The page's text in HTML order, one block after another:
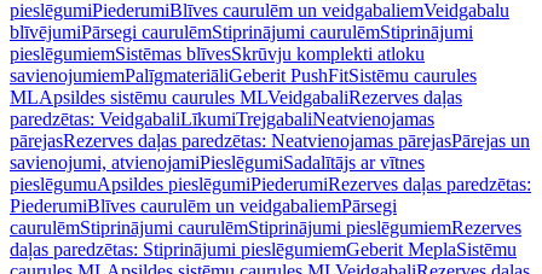
pieslēgumiPiederumiBlīves caurulēm un veidgabaliemVeidgabalu
blīvējumiPārsegi caurulēmStiprinājumi caurulēmStiprinājumi
pieslēgumiemSistēmas blīvesSkrūvju komplekti atloku
savienojumiemPalīgmateriāliGeberit PushFitSistēmu caurules
MLApsildes sistēmu caurules MLVeidgabaliRezerves daļas
paredzētas: VeidgabaliLīkumiTrejgabaliNeatvienojamas
pārejasRezerves daļas paredzētas: Neatvienojamas pārejasPārejas un
savienojumi, atvienojamiPieslēgumiSadalītājs ar vītnes
pieslēgumuApsildes pieslēgumiPiederumiRezerves daļas paredzētas:
PiederumiBlīves caurulēm un veidgabaliemPārsegi
caurulēmStiprinājumi caurulēmStiprinājumi pieslēgumiemRezerves
daļas paredzētas: Stiprinājumi pieslēgumiemGeberit MeplaSistēmu